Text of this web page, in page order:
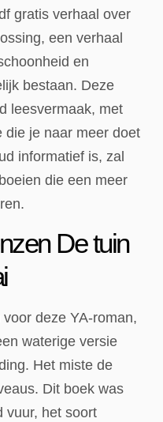
gratis verhaal over
een verhaal
en
bestaan. Deze
leesvermaak, met
die je naar meer doet
informatief is, zal
die een meer
De tuin
deze YA-roman,
waterige versie
Het miste de
Dit boek was
vuur, het soort